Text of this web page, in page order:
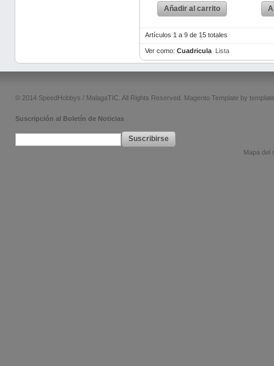
Añadir al carrito
Artículos 1 a 9 de 15 totales
Ver como: Cuadricula Lista
© 2014 SpeedHobbys / MalagaTIC. All Rights Reserved. Magento Template by
Suscripción al Boletín de Noticias
Suscribirse
Mapa del